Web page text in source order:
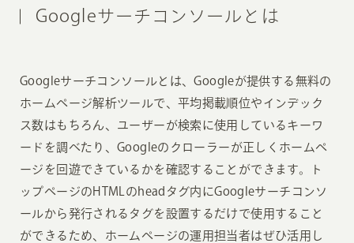
Googleサーチコンソールとは
Googleサーチコンソールとは、Googleが提供する無料の
ホームページ解析ツールで、平均掲載順位やインデック
ス数はもちろん、ユーザーが検索に使用しているキーワ
ードを調べたり、Googleのクローラーが正しくホームペ
ージを回遊できているかを確認することができます。ト
ップページのHTMLのheadタグ内にGoogleサーチコンソ
ールから発行されるタグを設置するだけで使用すること
ができるため、ホームページの運用担当者はぜひ活用し